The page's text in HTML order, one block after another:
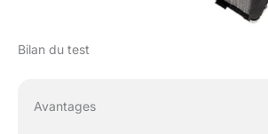
Bilan du test
Avantages